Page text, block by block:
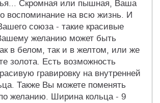
Скромная или пышная, Ваша
воспоминание на всю жизнь. И
союза - такие красивые
желанию может быть
в белом, так и в желтом, или же
золота. Есть возможность
гравировку на внутренней
Также Вы можете поменять
желанию. Ширина кольца - 9